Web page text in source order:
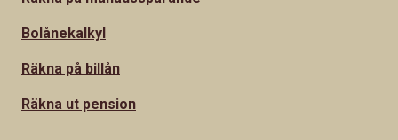
Bolånekalkyl
Räkna på billån
Räkna ut pension